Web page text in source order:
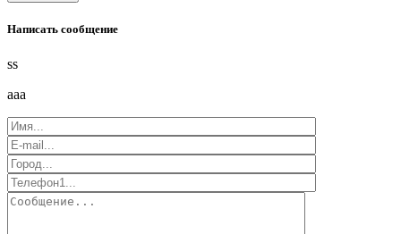
Написать сообщение
ss
aaa